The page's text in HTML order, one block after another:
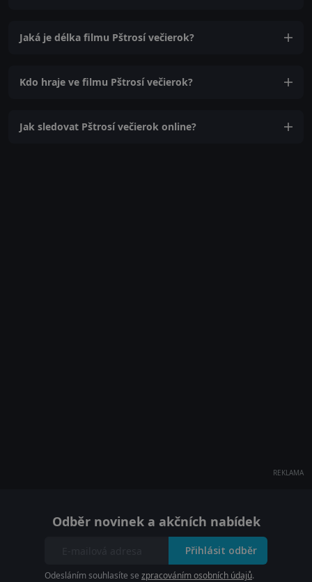
Jaká je délka filmu Pštrosí večierok?
Kdo hraje ve filmu Pštrosí večierok?
Jak sledovat Pštrosí večierok online?
REKLAMA
Odběr novinek a akčních nabídek
Přihlásit odběr
Odesláním souhlasíte se zpracováním osobních údajů.